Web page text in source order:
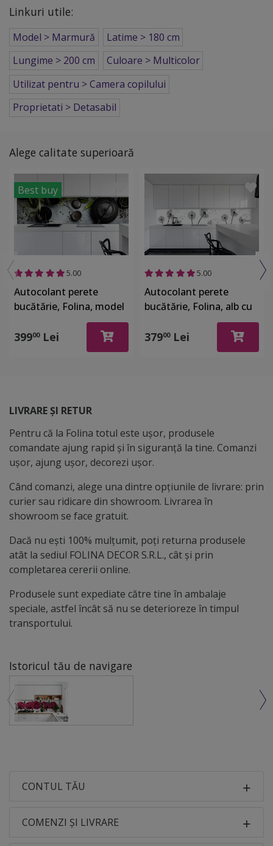
Linkuri utile:
Model > Marmură
Latime > 180 cm
Lungime > 200 cm
Culoare > Multicolor
Utilizat pentru > Camera copilului
Proprietati > Detasabil
Alege calitate superioară
Best buy
5.00
Autocolant perete
bucătărie, Folina, model
ceainice, rolă de 80x320
cm
39900Lei
5.00
Autocolant perete
bucătărie, Folina, alb cu
păpădii, rolă de 80x400
cm, cu racletă şi cutter
37900Lei
LIVRARE ȘI RETUR
Pentru că la Folina totul este ușor, produsele
comandate ajung rapid și în siguranță la tine. Comanzi
ușor, ajung ușor, decorezi ușor.
Când comanzi, alege una dintre opțiunile de livrare: prin
curier sau ridicare din showroom. Livrarea în
showroom se face gratuit.
Dacă nu ești 100% mulțumit, poți returna produsele
atât la sediul FOLINA DECOR S.R.L., cât și prin
completarea cererii online.
Produsele sunt expediate către tine în ambalaje
speciale, astfel încât să nu se deterioreze în timpul
transportului.
Istoricul tău de navigare
CONTUL TĂU
COMENZI ȘI LIVRARE